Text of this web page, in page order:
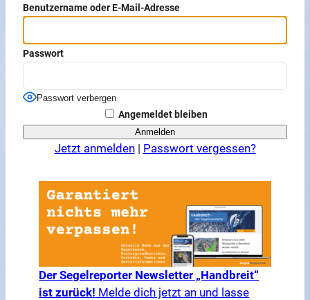
Benutzername oder E-Mail-Adresse
Passwort
Passwort verbergen
Angemeldet bleiben
Jetzt anmelden| Passwort vergessen?
Der Segelreporter Newsletter „Handbreit“
ist zurück! Melde dich jetzt an und lasse